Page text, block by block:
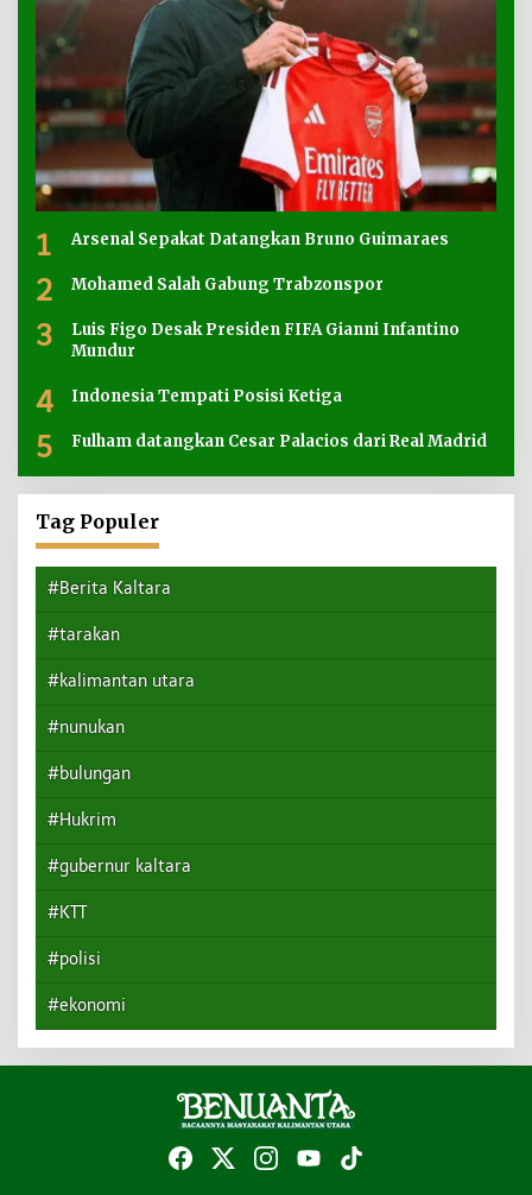
1 Arsenal Sepakat Datangkan Bruno Guimaraes
2 Mohamed Salah Gabung Trabzonspor
3
Luis Figo Desak Presiden FIFA Gianni Infantino
Mundur
4 Indonesia Tempati Posisi Ketiga
5 Fulham datangkan Cesar Palacios dari Real Madrid
Tag Populer
#Berita Kaltara
#tarakan
#kalimantan utara
#nunukan
#bulungan
#Hukrim
#gubernur kaltara
#KTT
#polisi
#ekonomi